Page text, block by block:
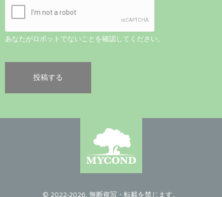
あなたがロボットでないことを確認してください。
© 2022-2026. 無断複写・転載を禁じます。